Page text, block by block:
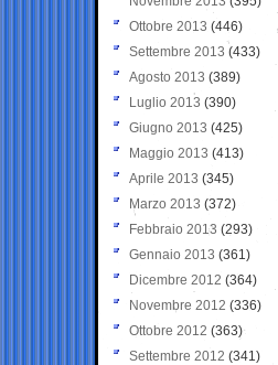
Ottobre 2013 (446)
Settembre 2013 (433)
Agosto 2013 (389)
Luglio 2013 (390)
Giugno 2013 (425)
Maggio 2013 (413)
Aprile 2013 (345)
Marzo 2013 (372)
Febbraio 2013 (293)
Gennaio 2013 (361)
Dicembre 2012 (364)
Novembre 2012 (336)
Ottobre 2012 (363)
Settembre 2012 (341)